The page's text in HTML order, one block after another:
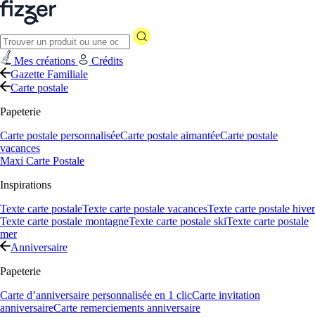
Mes créations
Crédits
Gazette Familiale
Carte postale
Papeterie
Carte postale personnaliséeCarte postale aimantéeCarte postale
vacances
Maxi Carte Postale
Inspirations
Texte carte postaleTexte carte postale vacancesTexte carte postale hiver
Texte carte postale montagneTexte carte postale skiTexte carte postale
mer
Anniversaire
Papeterie
Carte d’anniversaire personnalisée en 1 clicCarte invitation
anniversaireCarte remerciements anniversaire